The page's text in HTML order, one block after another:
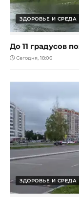
ЗДОРОВЬЕ И СРЕДА
До 11 градусов
Сегодня, 18:06
ЗДОРОВЬЕ И СРЕДА